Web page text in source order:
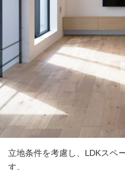
立地条件を考慮し、LDKスペ
す。